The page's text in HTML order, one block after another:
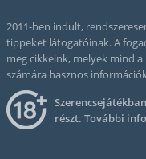
2011-ben indult,
tippeket látogatóinak. A
meg cikkeink, melyek mind
számára hasznos
részt. További